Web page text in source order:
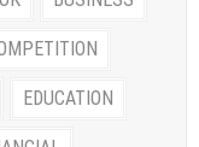
EDUCATION